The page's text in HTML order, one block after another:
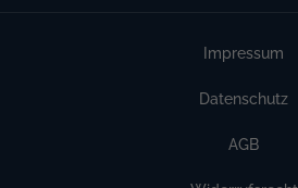
Impressum
Datenschutz
AGB